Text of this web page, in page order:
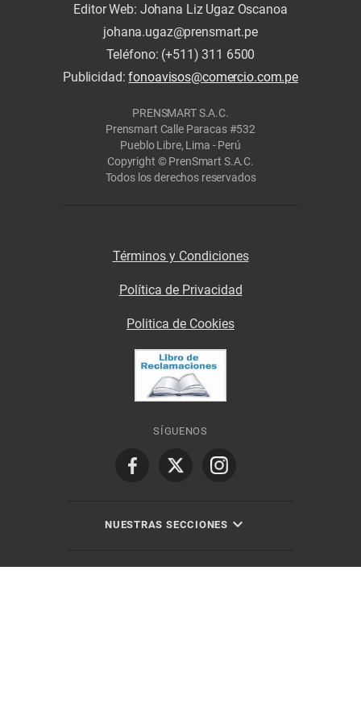
Editor Web: Johana Liz Ugaz Oscanoa
johana.ugaz@prensmart.pe
Teléfono: (+511) 311 6500
Publicidad:fonoavisos@comercio.com.pe
PRENSMART S.A.C.
Prensmart Calle Paracas #532
Pueblo Libre, Lima - Perú
Copyright © PrenSmart S.A.C.
Todos los derechos reservados
Términos y Condiciones
Política de Privacidad
Politica de Cookies
SÍGUENOS
NUESTRAS SECCIONES